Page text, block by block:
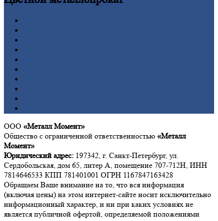
ООО «Металл Момент»
Общество с ограниченной ответственностью «Металл
Момент»
Юридический адрес: 197342, г. Санкт-Петербург, ул.
Сердобольская, дом 65, литер А, помещение 707-712Н, ИНН
7814646533 КПП 781401001 ОГРН 1167847163428
Обращаем Ваше внимание на то, что вся информация
(включая цены) на этом интернет-сайте носит исключительно
информационный характер, и ни при каких условиях не
является публичной офертой, определяемой положениями